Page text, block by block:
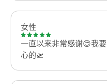
女性
一直以来非常感谢😊我
心的🛫